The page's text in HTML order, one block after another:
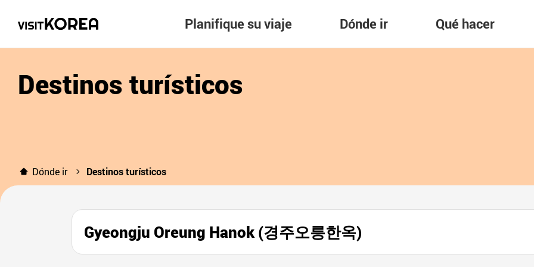
Planifique su viaje Dónde ir Qué hacer
Destinos turísticos
Dónde ir Destinos turísticos
Gyeongju Oreung Hanok (경주오릉한옥)